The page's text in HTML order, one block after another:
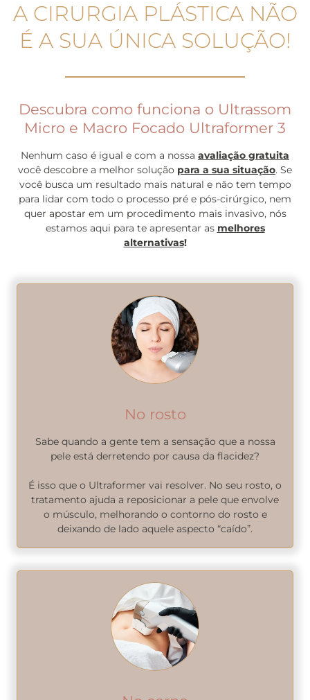
A CIRURGIA PLÁSTICA NÃO
É A SUA ÚNICA SOLUÇÃO!
Descubra como funciona o Ultrassom
Micro e Macro Focado Ultraformer 3
Nenhum caso é igual e com a nossa avaliação gratuita
você descobre a melhor solução para a sua situação. Se
você busca um resultado mais natural e não tem tempo
para lidar com todo o processo pré e pós-cirúrgico, nem
quer apostar em um procedimento mais invasivo, nós
estamos aqui para te apresentar as melhores
alternativas!
No rosto
Sabe quando a gente tem a sensação que a nossa
pele está derretendo por causa da flacidez?
É isso que o Ultraformer vai resolver. No seu rosto, o
tratamento ajuda a reposicionar a pele que envolve
o músculo, melhorando o contorno do rosto e
deixando de lado aquele aspecto “caído”.